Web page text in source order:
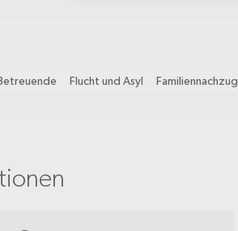
Flucht und Asyl Familiennachzug